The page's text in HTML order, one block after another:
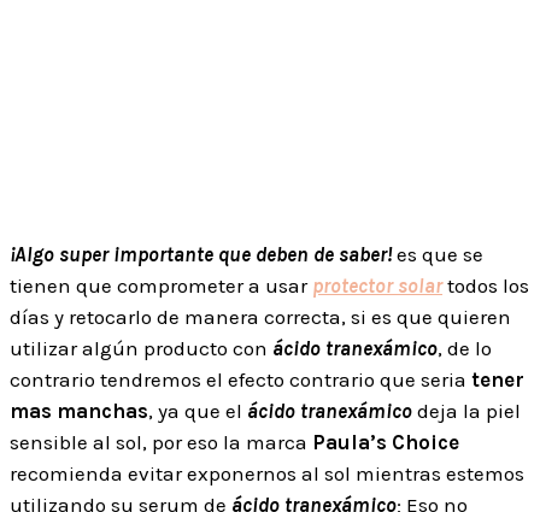
¡Algo super importante que deben de saber!es que se
tienen que comprometer a usar protector solartodos los
días y retocarlo de manera correcta, si es que quieren
utilizar algún producto con ácido tranexámico, de lo
contrario tendremos el efecto contrario que seria tener
mas manchas, ya que el ácido tranexámico deja la piel
sensible al sol, por eso la marca Paula’s Choice
recomienda evitar exponernos al sol mientras estemos
utilizando su serum de ácido tranexámico; Eso no